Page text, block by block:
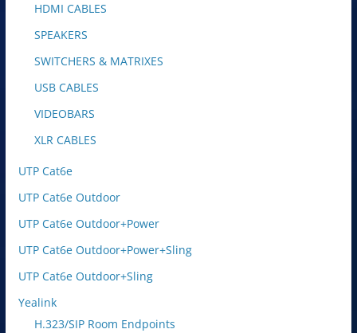
HDMI CABLES
SPEAKERS
SWITCHERS & MATRIXES
USB CABLES
VIDEOBARS
XLR CABLES
UTP Cat6e
UTP Cat6e Outdoor
UTP Cat6e Outdoor+Power
UTP Cat6e Outdoor+Power+Sling
UTP Cat6e Outdoor+Sling
Yealink
H.323/SIP Room Endpoints